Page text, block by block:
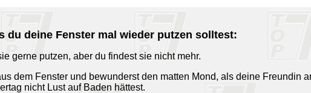
du deine Fenster mal wieder putzen solltest:
gerne putzen, aber du findest sie nicht mehr.
dem Fenster und bewunderst den matten Mond, als deine Freundin
nicht Lust auf Baden hättest.